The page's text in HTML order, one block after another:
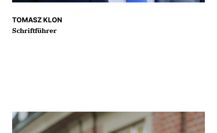
TOMASZ KLON
Schriftführer